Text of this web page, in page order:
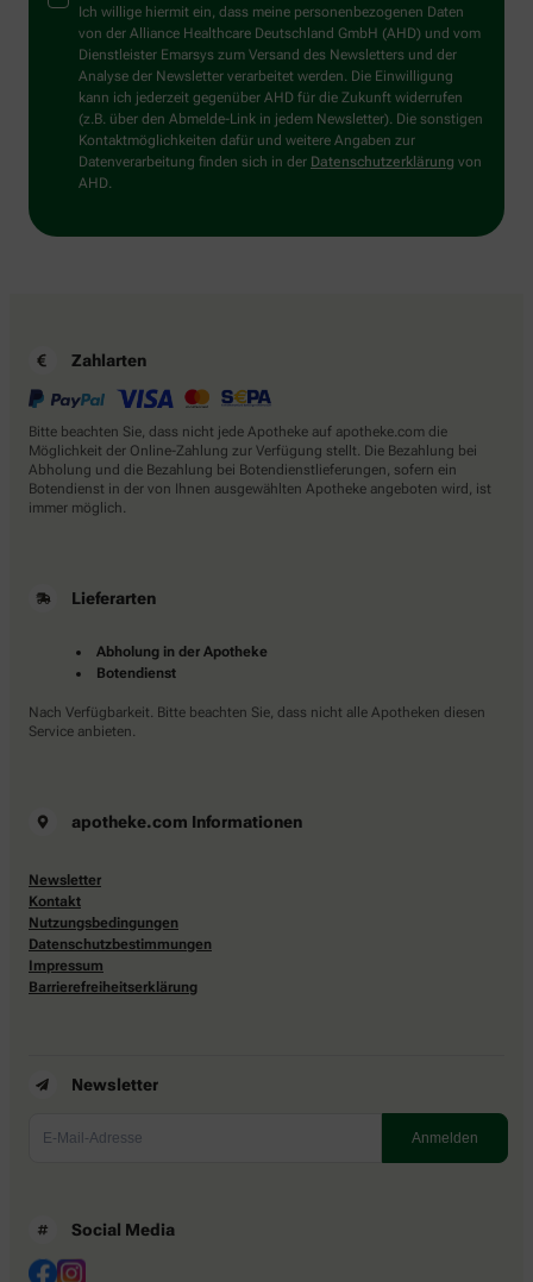
Mensch?
Dann
wählen
Sie
bitte
die
Flagge.
Ich willige hiermit ein, dass meine personenbezogenen Daten
von der Alliance Healthcare Deutschland GmbH (AHD) und vom
Dienstleister Emarsys zum Versand des Newsletters und der
Analyse der Newsletter verarbeitet werden. Die Einwilligung
kann ich jederzeit gegenüber AHD für die Zukunft widerrufen
(z.B. über den Abmelde-Link in jedem Newsletter). Die sonstigen
Kontaktmöglichkeiten dafür und weitere Angaben zur
Datenverarbeitung finden sich in der Datenschutzerklärung von
AHD.
Zahlarten
Bitte beachten Sie, dass nicht jede Apotheke auf apotheke.com die
Möglichkeit der Online-Zahlung zur Verfügung stellt. Die Bezahlung bei
Abholung und die Bezahlung bei Botendienstlieferungen, sofern ein
Botendienst in der von Ihnen ausgewählten Apotheke angeboten wird, ist
immer möglich.
Lieferarten
Abholung in der Apotheke
Botendienst
Nach Verfügbarkeit. Bitte beachten Sie, dass nicht alle Apotheken diesen
Service anbieten.
apotheke.com Informationen
Newsletter
Kontakt
Nutzungsbedingungen
Datenschutzbestimmungen
Impressum
Barrierefreiheitserklärung
Newsletter
Social Media